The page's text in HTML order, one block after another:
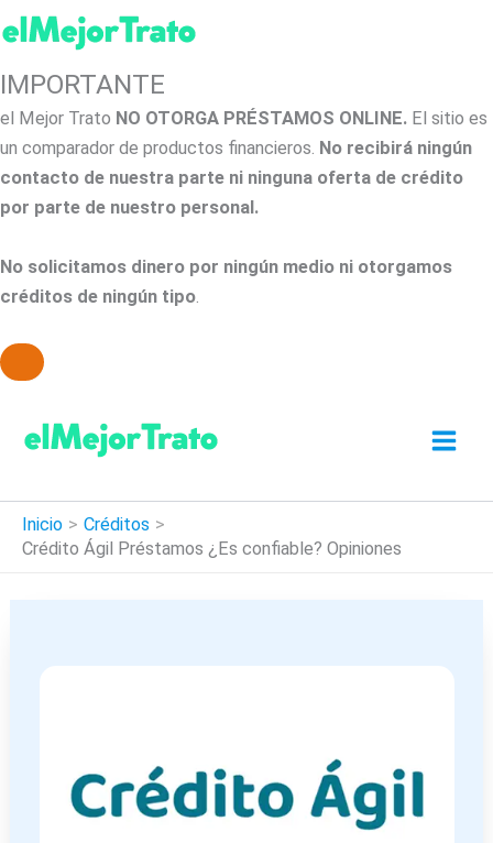
IMPORTANTE
el Mejor Trato NO OTORGA PRÉSTAMOS ONLINE. El sitio es
un comparador de productos financieros. No recibirá ningún
contacto de nuestra parte ni ninguna oferta de crédito
por parte de nuestro personal.
No solicitamos dinero por ningún medio ni otorgamos
créditos de ningún tipo.
contenido
Inicio
Créditos
Crédito Ágil Préstamos ¿Es confiable? Opiniones